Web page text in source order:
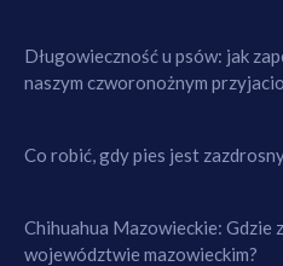
Długowieczność u psów: jak
naszym czworonożnym
Co robić, gdy pies jest
Chihuahua Mazowieckie: Gdzie
województwie mazowieckim?